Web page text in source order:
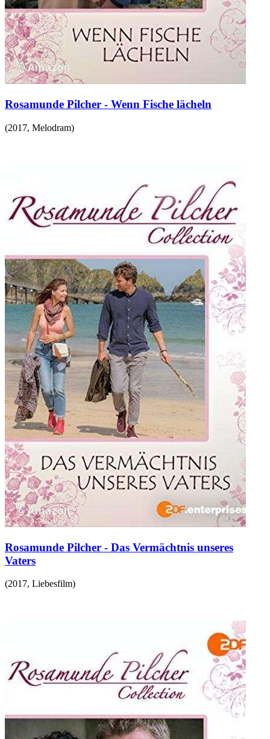
Rosamunde Pilcher - Wenn Fische lächeln
(2017, Melodram)
Rosamunde Pilcher - Das Vermächtnis unseres
Vaters
(2017, Liebesfilm)